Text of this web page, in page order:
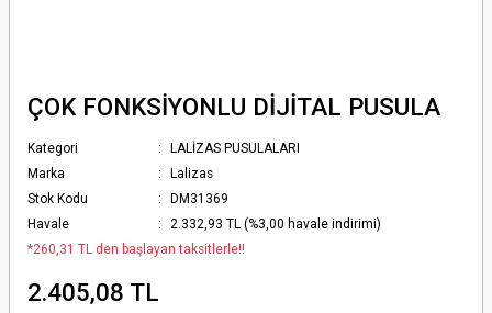
ÇOK FONKSİYONLU DİJİTAL PUSULA
Kategori
LALİZAS PUSULALARI
Marka
Lalizas
Stok Kodu
DM31369
Havale
2.332,93 TL (%3,00 havale indirimi)
*260,31 TL den başlayan taksitlerle!!
2.405,08 TL